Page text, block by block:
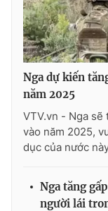
Nga dự kiến
năm 2025
VTV.vn - Nga sẽ
vào năm 2025,
dục của nước
Nga tăng
người lái